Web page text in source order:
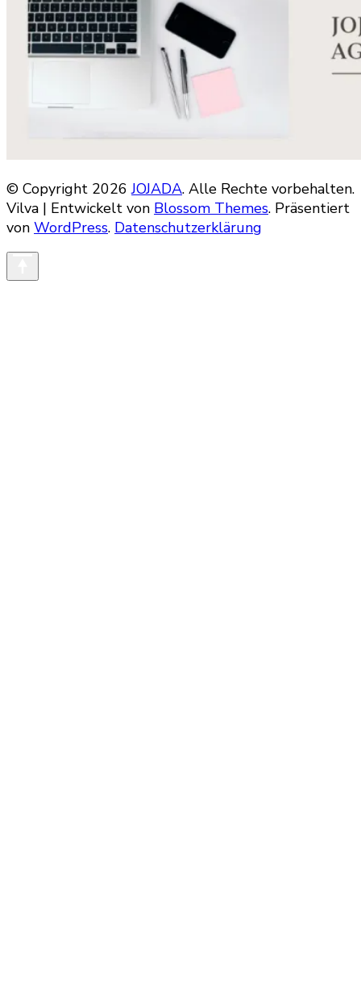
© Copyright 2026JOJADA. Alle Rechte vorbehalten.
Vilva | Entwickelt von Blossom Themes. Präsentiert
von WordPress. Datenschutzerklärung